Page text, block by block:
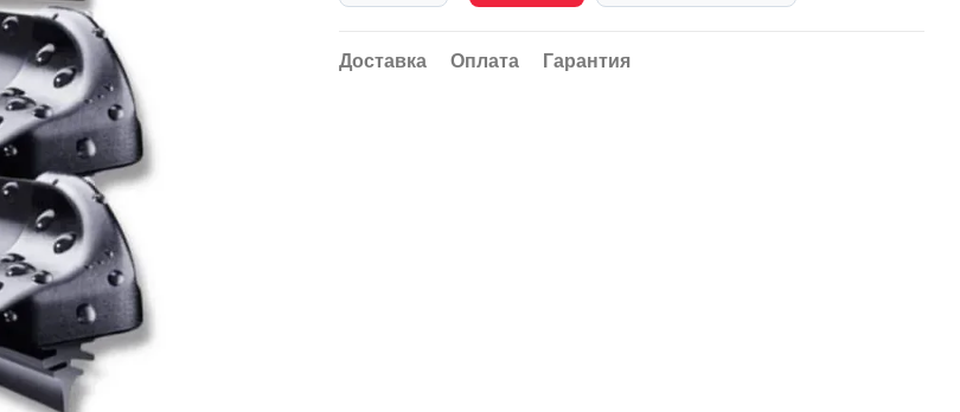
Доставка Оплата Гарантия